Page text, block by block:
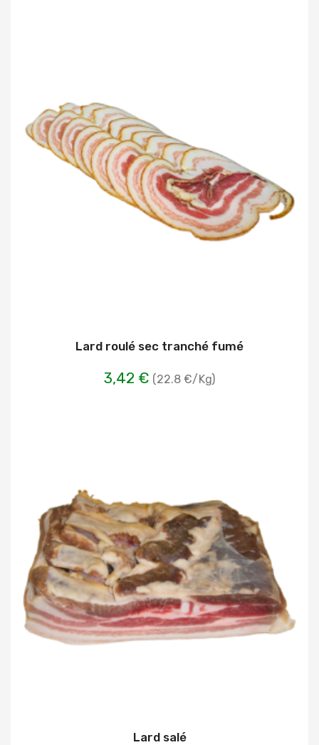
Lard roulé sec tranché fumé
3,42 € (22.8 €/Kg)
Lard salé